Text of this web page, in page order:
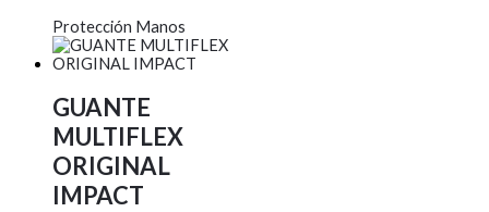
Protección Manos
GUANTE
MULTIFLEX
ORIGINAL
IMPACT